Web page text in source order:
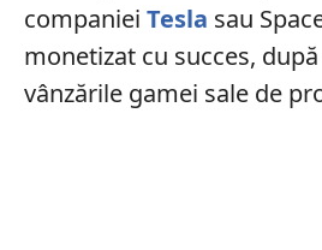
companiei Tesla sau
monetizat cu succes,
vânzările gamei sale de